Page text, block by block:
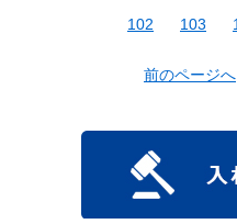
102
103
前のページへ